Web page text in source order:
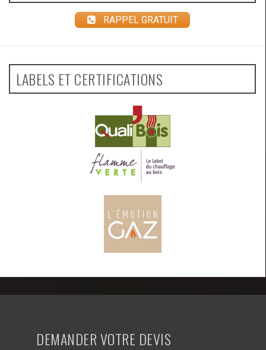
RAPPEL GRATUIT
LABELS ET CERTIFICATIONS
DEMANDER VOTRE DEVIS